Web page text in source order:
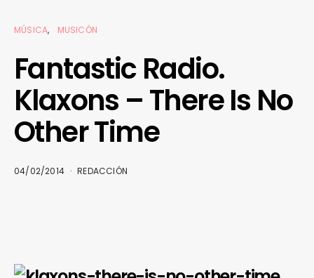
MÚSICA MUSICÓN
Fantastic Radio.
Klaxons – There Is No
Other Time
04/02/2014 REDACCIÓN